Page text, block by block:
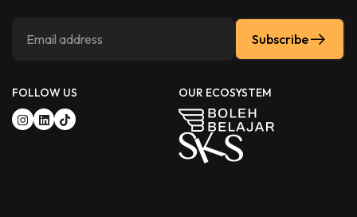
Subscribe
FOLLOW US OUR ECOSYSTEM